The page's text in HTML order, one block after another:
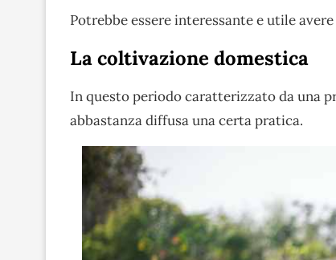
Potrebbe essere interessante e utile
La coltivazione domestica
In questo periodo caratterizzato da una
abbastanza diffusa una certa pratica.